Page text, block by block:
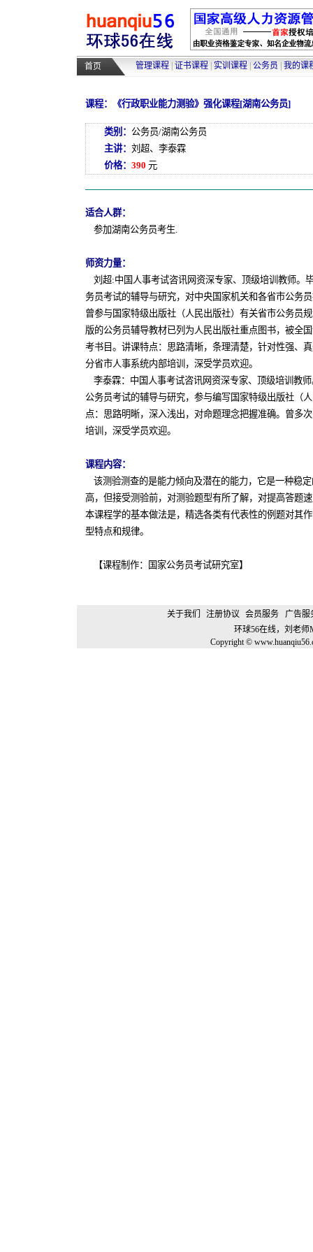
首页 管理课程 证书课程 实训课程 公务员 我的课
课程：《行政职业能力测验》强化课程[湖南公务员]
类别： 公务员/湖南公务员
主讲： 刘超、李泰霖
价格： 390 元
适合人群：
参加湖南公务员考生.
师资力量：
刘超:中国人事考试咨讯网资深专家、顶级培训教师。
务员考试的辅导与研究，对中央国家机关和各省市公务
曾参与国家特级出版社（人民出版社）有关省市公务员
版的公务员辅导教材已列为人民出版社重点图书，被全
考书目。讲课特点：思路清晰，条理清楚，针对性强、
分省市人事系统内部培训，深受学员欢迎。
李泰霖：中国人事考试咨讯网资深专家、顶级培训教
公务员考试的辅导与研究，参与编写国家特级出版社（
点：思路明晰，深入浅出，对命题理念把握准确。曾多
培训，深受学员欢迎。
课程内容：
该测验测查的是能力倾向及潜在的能力，它是一种稳
高，但接受测验前，对测验题型有所了解，对提高答题
本课程学的基本做法是，精选各类有代表性的例题对其
型特点和规律。
【课程制作：国家公务员考试研究室】
关于我们 注册协议 会员服务
广告服
环球56在线，刘老
Copyright ©